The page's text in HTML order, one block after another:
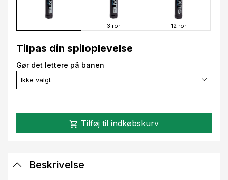
3 rör 12 rör
Tilpas din spiloplevelse
Gør det lettere på banen
Ikke valgt
shopping_cart Tilføj til indkøbskurv
Beskrivelse